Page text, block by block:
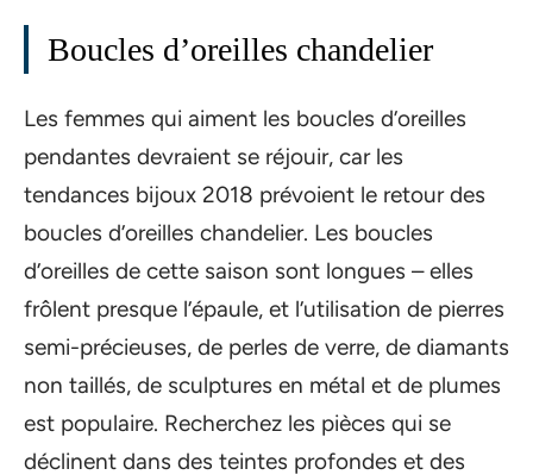
Boucles d’oreilles chandelier
Les femmes qui aiment les boucles d’oreilles
pendantes devraient se réjouir, car les
tendances bijoux 2018 prévoient le retour des
boucles d’oreilles chandelier. Les boucles
d’oreilles de cette saison sont longues – elles
frôlent presque l’épaule, et l’utilisation de pierres
semi-précieuses, de perles de verre, de diamants
non taillés, de sculptures en métal et de plumes
est populaire. Recherchez les pièces qui se
déclinent dans des teintes profondes et des